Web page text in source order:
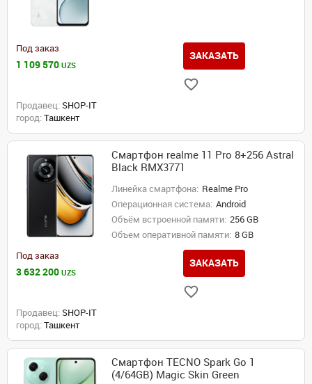
Под заказ
1 109 570 UZS
ЗАКАЗАТЬ
Продавец: SHOP-IT
город: Ташкент
Смартфон realme 11 Pro 8+256 Astral
Black RMX3771
Линейка смартфона: Realme Pro
Операционная система: Android
Объём встроенной памяти: 256 GB
Объем оперативной памяти: 8 GB
Под заказ
3 632 200 UZS
ЗАКАЗАТЬ
Продавец: SHOP-IT
город: Ташкент
Смартфон TECNO Spark Go 1
(4/64GB) Magic Skin Green